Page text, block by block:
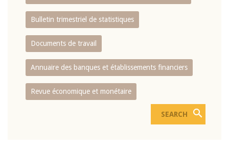
Bulletin trimestriel de statistiques
Documents de travail
Annuaire des banques et établissements financiers
Revue économique et monétaire